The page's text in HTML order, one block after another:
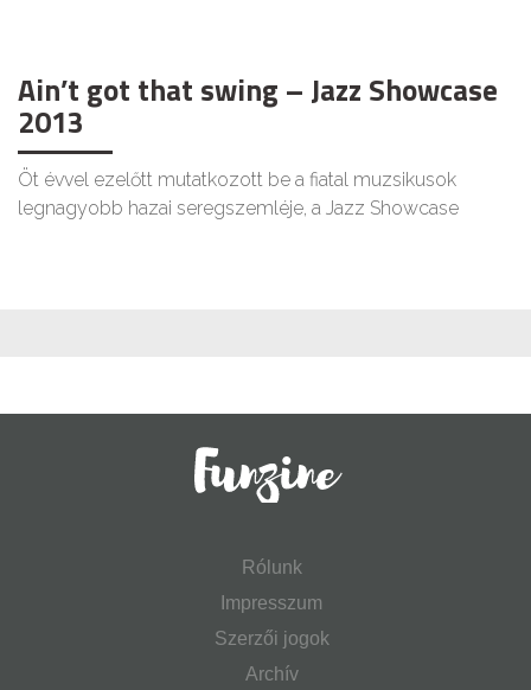
Ain’t got that swing – Jazz Showcase
2013
Öt évvel ezelőtt mutatkozott be a fiatal muzsikusok
legnagyobb hazai seregszemléje, a Jazz Showcase
Rólunk
Impresszum
Szerzői jogok
Archív